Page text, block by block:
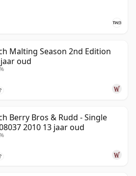
Malting Season 2nd Edition
oud
Berry Bros & Rudd - Single
2010 13 jaar oud